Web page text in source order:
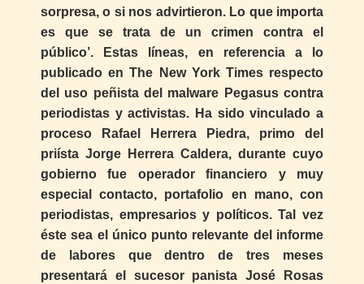
sorpresa, o si nos advirtieron. Lo que importa
es que se trata de un crimen contra el
público’. Estas líneas, en referencia a lo
publicado en The New York Times respecto
del uso peñista del malware Pegasus contra
periodistas y activistas. Ha sido vinculado a
proceso Rafael Herrera Piedra, primo del
priísta Jorge Herrera Caldera, durante cuyo
gobierno fue operador financiero y muy
especial contacto, portafolio en mano, con
periodistas, empresarios y políticos. Tal vez
éste sea el único punto relevante del informe
de labores que dentro de tres meses
presentará el sucesor panista José Rosas